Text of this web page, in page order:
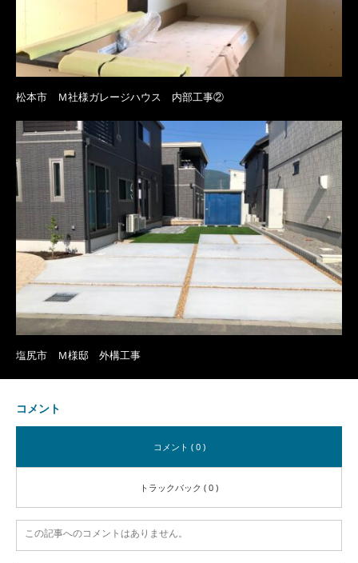
松本市 Ｍ社様ガレージハウス 内部工事②
塩尻市 Ｍ様邸 外構工事
コメント
コメント ( 0 )
トラックバック ( 0 )
この記事へのコメントはありません。